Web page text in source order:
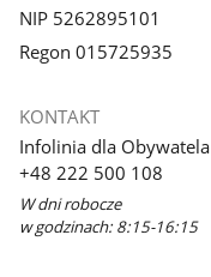
NIP 5262895101
Regon 015725935
KONTAKT
Infolinia dla Obywatela
+48 222 500 108
W dni robocze
w godzinach: 8:15-16:15